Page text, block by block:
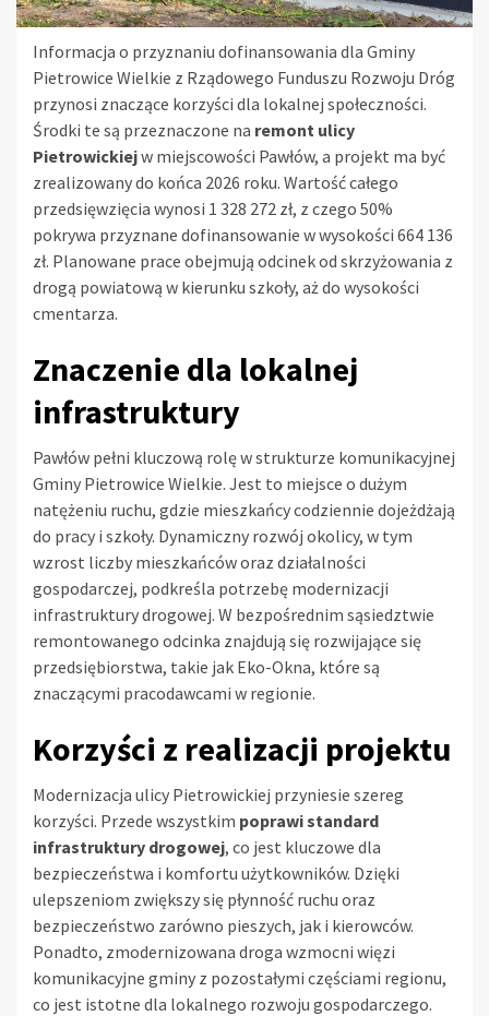
Informacja o przyznaniu dofinansowania dla Gminy
Pietrowice Wielkie z Rządowego Funduszu Rozwoju Dróg
przynosi znaczące korzyści dla lokalnej społeczności.
Środki te są przeznaczone na remont ulicy
Pietrowickiejw miejscowości Pawłów, a projekt ma być
zrealizowany do końca 2026 roku. Wartość całego
przedsięwzięcia wynosi 1 328 272 zł, z czego 50%
pokrywa przyznane dofinansowanie w wysokości 664 136
zł. Planowane prace obejmują odcinek od skrzyżowania z
drogą powiatową w kierunku szkoły, aż do wysokości
cmentarza.
Znaczenie dla lokalnej
infrastruktury
Pawłów pełni kluczową rolę w strukturze komunikacyjnej
Gminy Pietrowice Wielkie. Jest to miejsce o dużym
natężeniu ruchu, gdzie mieszkańcy codziennie dojeżdżają
do pracy i szkoły. Dynamiczny rozwój okolicy, w tym
wzrost liczby mieszkańców oraz działalności
gospodarczej, podkreśla potrzebę modernizacji
infrastruktury drogowej. W bezpośrednim sąsiedztwie
remontowanego odcinka znajdują się rozwijające się
przedsiębiorstwa, takie jak Eko-Okna, które są
znaczącymi pracodawcami w regionie.
Korzyści z realizacji projektu
Modernizacja ulicy Pietrowickiej przyniesie szereg
korzyści. Przede wszystkim poprawi standard
infrastruktury drogowej, co jest kluczowe dla
bezpieczeństwa i komfortu użytkowników. Dzięki
ulepszeniom zwiększy się płynność ruchu oraz
bezpieczeństwo zarówno pieszych, jak i kierowców.
Ponadto, zmodernizowana droga wzmocni więzi
komunikacyjne gminy z pozostałymi częściami regionu,
co jest istotne dla lokalnego rozwoju gospodarczego.